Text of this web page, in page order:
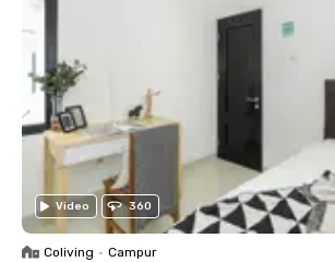
Video 360
Coliving • Campur